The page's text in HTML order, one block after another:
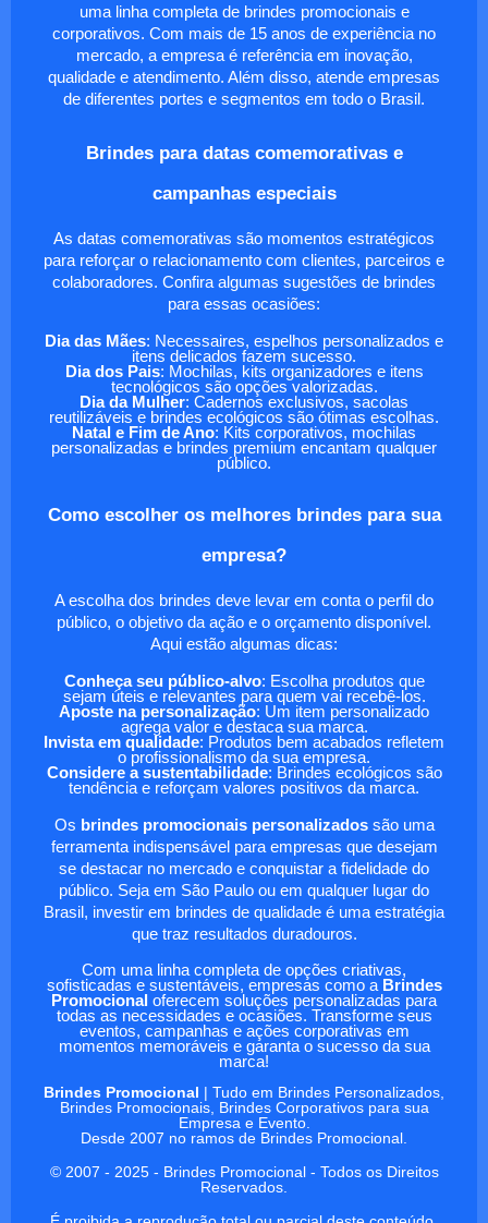
uma linha completa de brindes promocionais e
corporativos. Com mais de 15 anos de experiência no
mercado, a empresa é referência em inovação,
qualidade e atendimento. Além disso, atende empresas
de diferentes portes e segmentos em todo o Brasil.
Brindes para datas comemorativas e
campanhas especiais
As datas comemorativas são momentos estratégicos
para reforçar o relacionamento com clientes, parceiros e
colaboradores. Confira algumas sugestões de brindes
para essas ocasiões:
Dia das Mães: Necessaires, espelhos personalizados e
itens delicados fazem sucesso.
Dia dos Pais: Mochilas, kits organizadores e itens
tecnológicos são opções valorizadas.
Dia da Mulher: Cadernos exclusivos, sacolas
reutilizáveis e brindes ecológicos são ótimas escolhas.
Natal e Fim de Ano: Kits corporativos, mochilas
personalizadas e brindes premium encantam qualquer
público.
Como escolher os melhores brindes para sua
empresa?
A escolha dos brindes deve levar em conta o perfil do
público, o objetivo da ação e o orçamento disponível.
Aqui estão algumas dicas:
Conheça seu público-alvo: Escolha produtos que
sejam úteis e relevantes para quem vai recebê-los.
Aposte na personalização: Um item personalizado
agrega valor e destaca sua marca.
Invista em qualidade: Produtos bem acabados refletem
o profissionalismo da sua empresa.
Considere a sustentabilidade: Brindes ecológicos são
tendência e reforçam valores positivos da marca.
Os brindes promocionais personalizadossão uma
ferramenta indispensável para empresas que desejam
se destacar no mercado e conquistar a fidelidade do
público. Seja em São Paulo ou em qualquer lugar do
Brasil, investir em brindes de qualidade é uma estratégia
que traz resultados duradouros.
Com uma linha completa de opções criativas,
sofisticadas e sustentáveis, empresas como a Brindes
Promocional oferecem soluções personalizadas para
todas as necessidades e ocasiões. Transforme seus
eventos, campanhas e ações corporativas em
momentos memoráveis e garanta o sucesso da sua
marca!
Brindes Promocional | Tudo em Brindes Personalizados,
Brindes Promocionais, Brindes Corporativos para sua
Empresa e Evento.
Desde 2007 no ramos de Brindes Promocional.
© 2007 - 2025 - Brindes Promocional - Todos os Direitos
Reservados.